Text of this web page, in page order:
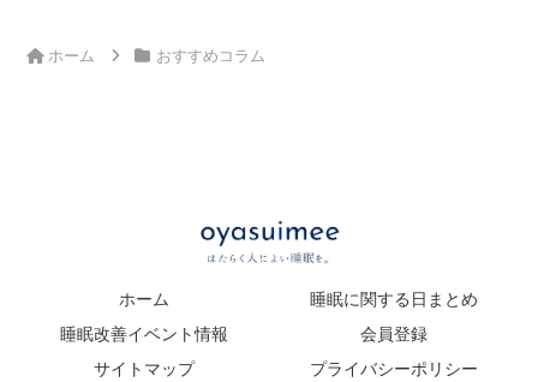
ホーム おすすめコラム
ホーム
睡眠に関する日まとめ
睡眠改善イベント情報
会員登録
サイトマップ
プライバシーポリシー